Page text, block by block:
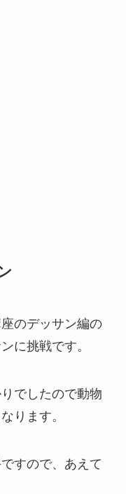
のデッサン編の
に挑戦です。
でしたので動物
ります。
すので、あえて